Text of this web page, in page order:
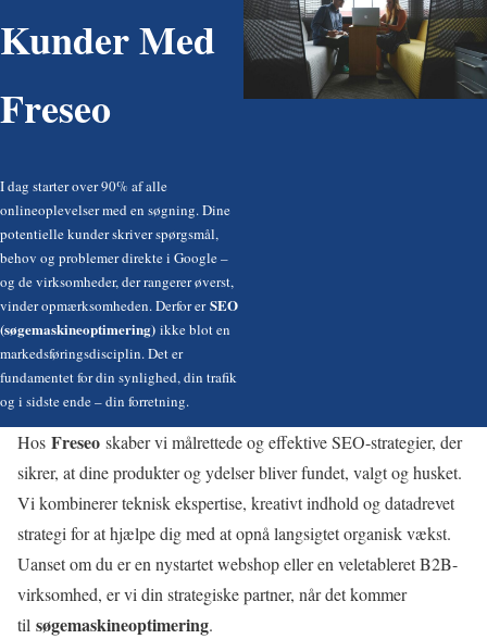
Kunder Med
Freseo
I dag starter over 90% af alle
onlineoplevelser med en søgning. Dine
potentielle kunder skriver spørgsmål,
behov og problemer direkte i Google –
og de virksomheder, der rangerer øverst,
vinder opmærksomheden. Derfor erSEO
(søgemaskineoptimering) ikke blot en
markedsføringsdisciplin. Det er
fundamentet for din synlighed, din trafik
og i sidste ende – din forretning.
Hos Freseo skaber vi målrettede og effektive SEO-strategier, der
sikrer, at dine produkter og ydelser bliver fundet, valgt og husket.
Vi kombinerer teknisk ekspertise, kreativt indhold og datadrevet
strategi for at hjælpe dig med at opnå langsigtet organisk vækst.
Uanset om du er en nystartet webshop eller en veletableret B2B-
virksomhed, er vi din strategiske partner, når det kommer
til søgemaskineoptimering.